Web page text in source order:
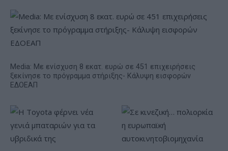
Media: Με ενίσχυση 8 εκατ. ευρώ σε 451 επιχειρήσεις
ξεκίνησε το πρόγραμμα στήριξης- Κάλυψη εισφορών
ΕΔΟΕΑΠ